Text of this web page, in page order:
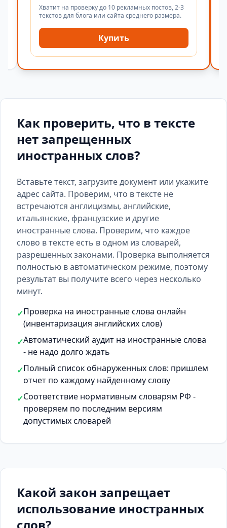
Хватит на проверку до 10 рекламных постов, 2-3
текстов для блога или сайта среднего размера.
Купить
Как проверить, что в тексте
нет запрещенных
иностранных слов?
Вставьте текст, загрузите документ или укажите
адрес сайта. Проверим, что в тексте не
встречаются англицизмы, английские,
итальянские, французские и другие
иностранные слова. Проверим, что каждое
слово в тексте есть в одном из словарей,
разрешенных законами. Проверка выполняется
полностью в автоматическом режиме, поэтому
результат вы получите всего через несколько
минут.
✓Проверка на иностранные слова онлайн
(инвентаризация английских слов)
✓Автоматический аудит на иностранные слова
- не надо долго ждать
✓Полный список обнаруженных слов: пришлем
отчет по каждому найденному слову
✓Соответствие нормативным словарям РФ -
проверяем по последним версиям
допустимых словарей
Какой закон запрещает
использование иностранных